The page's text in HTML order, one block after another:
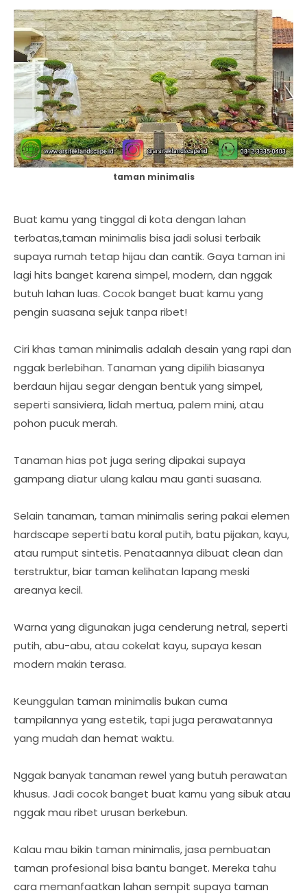
taman minimalis
Buat kamu yang tinggal di kota dengan lahan
terbatas,taman minimalis bisa jadi solusi terbaik
supaya rumah tetap hijau dan cantik. Gaya taman ini
lagi hits banget karena simpel, modern, dan nggak
butuh lahan luas. Cocok banget buat kamu yang
pengin suasana sejuk tanpa ribet!
Ciri khas taman minimalis adalah desain yang rapi dan
nggak berlebihan. Tanaman yang dipilih biasanya
berdaun hijau segar dengan bentuk yang simpel,
seperti sansiviera, lidah mertua, palem mini, atau
pohon pucuk merah.
Tanaman hias pot juga sering dipakai supaya
gampang diatur ulang kalau mau ganti suasana.
Selain tanaman, taman minimalis sering pakai elemen
hardscape seperti batu koral putih, batu pijakan, kayu,
atau rumput sintetis. Penataannya dibuat clean dan
terstruktur, biar taman kelihatan lapang meski
areanya kecil.
Warna yang digunakan juga cenderung netral, seperti
putih, abu-abu, atau cokelat kayu, supaya kesan
modern makin terasa.
Keunggulan taman minimalis bukan cuma
tampilannya yang estetik, tapi juga perawatannya
yang mudah dan hemat waktu.
Nggak banyak tanaman rewel yang butuh perawatan
khusus. Jadi cocok banget buat kamu yang sibuk atau
nggak mau ribet urusan berkebun.
Kalau mau bikin taman minimalis, jasa pembuatan
taman profesional bisa bantu banget. Mereka tahu
cara memanfaatkan lahan sempit supaya taman